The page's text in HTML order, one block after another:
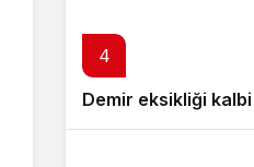
4
Demir eksikliği